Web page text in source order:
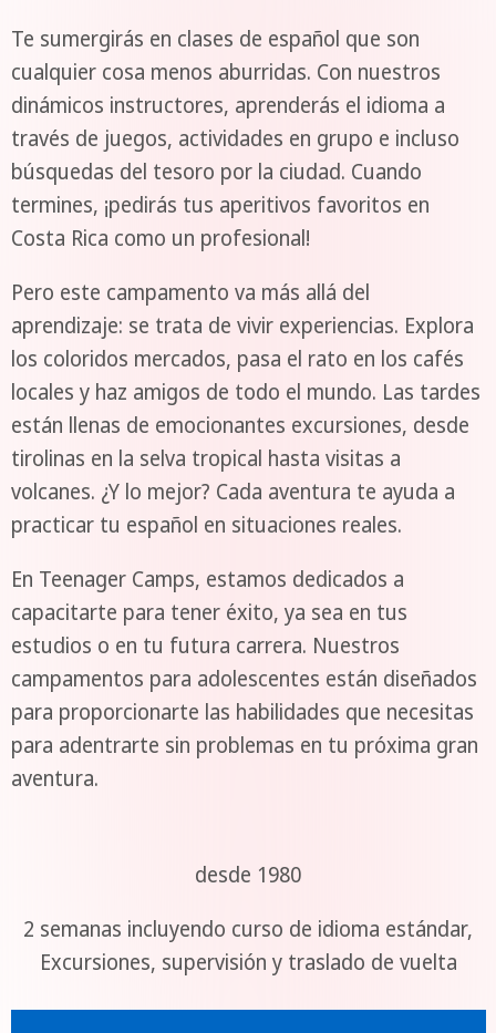
Te sumergirás en clases de español que son
cualquier cosa menos aburridas. Con nuestros
dinámicos instructores, aprenderás el idioma a
través de juegos, actividades en grupo e incluso
búsquedas del tesoro por la ciudad. Cuando
termines, ¡pedirás tus aperitivos favoritos en
Costa Rica como un profesional!
Pero este campamento va más allá del
aprendizaje: se trata de vivir experiencias. Explora
los coloridos mercados, pasa el rato en los cafés
locales y haz amigos de todo el mundo. Las tardes
están llenas de emocionantes excursiones, desde
tirolinas en la selva tropical hasta visitas a
volcanes. ¿Y lo mejor? Cada aventura te ayuda a
practicar tu español en situaciones reales.
En Teenager Camps, estamos dedicados a
capacitarte para tener éxito, ya sea en tus
estudios o en tu futura carrera. Nuestros
campamentos para adolescentes están diseñados
para proporcionarte las habilidades que necesitas
para adentrarte sin problemas en tu próxima gran
aventura.
desde 1980
2 semanas incluyendo curso de idioma estándar,
Excursiones, supervisión y traslado de vuelta